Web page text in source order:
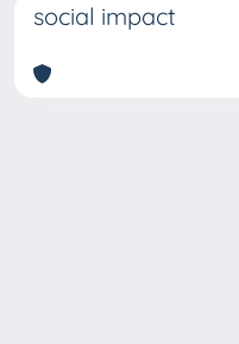
social impact